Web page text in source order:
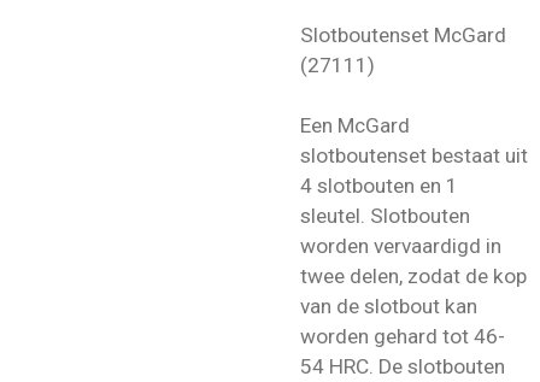
Slotboutenset McGard
(27111)
Een McGard
slotboutenset bestaat uit
4 slotbouten en 1
sleutel. Slotbouten
worden vervaardigd in
twee delen, zodat de kop
van de slotbout kan
worden gehard tot 46-
54 HRC. De slotbouten